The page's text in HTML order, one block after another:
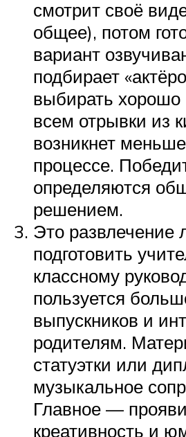
смотрит своё
общее), потом
вариант
подбирает
выбирать хорошо
всем отрывки из
возникнет
процессе.
определяются
решением.
Это развлечение
подготовить
классному
пользуется
выпускников и
родителям.
статуэтки или
музыкальное
Главное —
креативность и